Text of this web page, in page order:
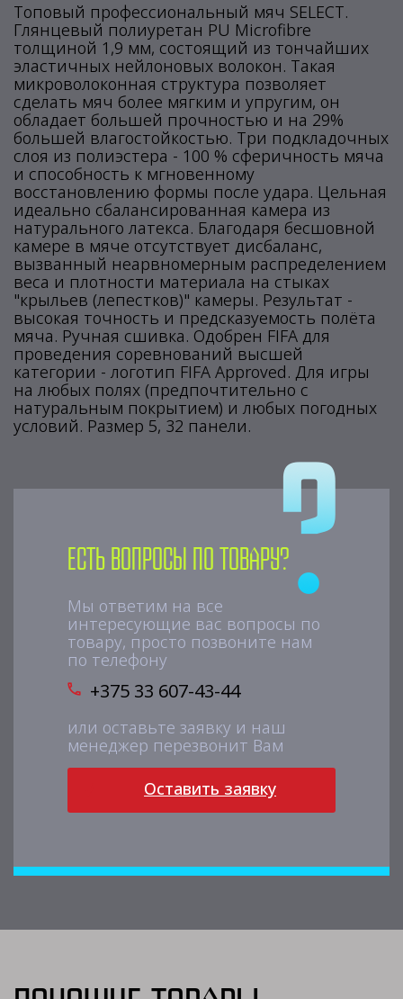
Топовый профессиональный мяч SELECT.
Глянцевый полиуретан PU Microfibre
толщиной 1,9 мм, состоящий из тончайших
эластичных нейлоновых волокон. Такая
микроволоконная структура позволяет
сделать мяч более мягким и упругим, он
обладает большей прочностью и на 29%
большей влагостойкостью. Три подкладочных
слоя из полиэстера - 100 % сферичность мяча
и способность к мгновенному
восстановлению формы после удара. Цельная
идеально сбалансированная камера из
натурального латекса. Благодаря бесшовной
камере в мяче отсутствует дисбаланс,
вызванный неарвномерным распределением
веса и плотности материала на стыках
"крыльев (лепестков)" камеры. Результат -
высокая точность и предсказуемость полёта
мяча. Ручная сшивка. Одобрен FIFA для
проведения соревнований высшей
категории - логотип FIFA Approved. Для игры
на любых полях (предпочтительно с
натуральным покрытием) и любых погодных
условий. Размер 5, 32 панели.
Есть вопросы по товару?
Мы ответим на все
интересующие вас вопросы по
товару, просто позвоните нам
по телефону
+375 33 607-43-44
или оставьте заявку и наш
менеджер перезвонит Вам
Оставить заявку